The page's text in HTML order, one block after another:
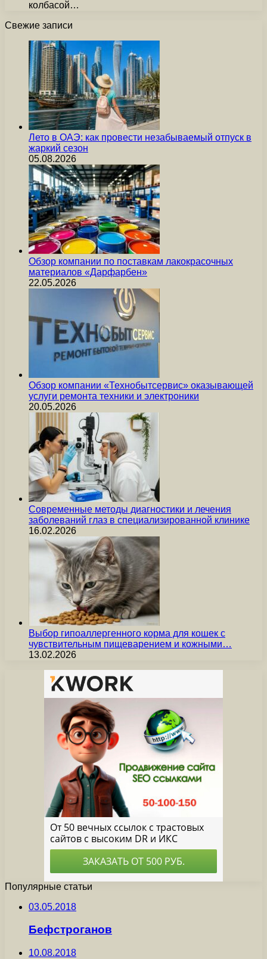
колбасой…
Свежие записи
Лето в ОАЭ: как провести незабываемый отпуск в
жаркий сезон
05.08.2026
Обзор компании по поставкам лакокрасочных
материалов «Дарфарбен»
22.05.2026
Обзор компании «Технобытсервис» оказывающей
услуги ремонта техники и электроники
20.05.2026
Современные методы диагностики и лечения
заболеваний глаз в специализированной клинике
16.02.2026
Выбор гипоаллергенного корма для кошек с
чувствительным пищеварением и кожными…
13.02.2026
Популярные статьи
03.05.2018
Бефстроганов
10.08.2018